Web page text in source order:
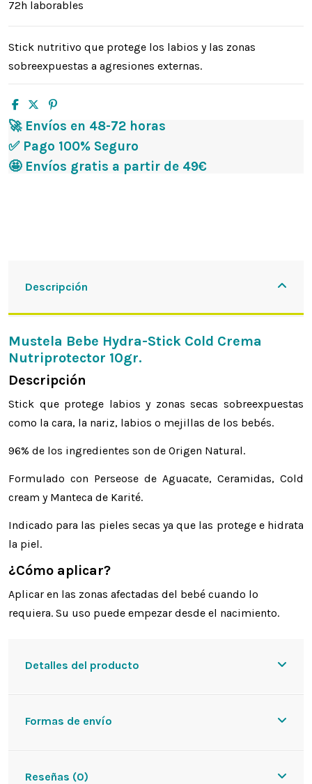
72h laborables
Stick nutritivo que protege los labios y las zonas
sobreexpuestas a agresiones externas.
🚀 Envíos en 48-72 horas
✅ Pago 100% Seguro
🤩 Envíos gratis a partir de 49€
Descripción
Mustela Bebe Hydra-Stick Cold Crema
Nutriprotector 10gr.
Descripción
Stick que protege labios y zonas secas sobreexpuestas
como la cara, la nariz, labios o mejillas de los bebés.
96% de los ingredientes son de Origen Natural.
Formulado con Perseose de Aguacate, Ceramidas, Cold
cream y Manteca de Karité.
Indicado para las pieles secas ya que las protege e hidrata
la piel.
¿Cómo aplicar?
Aplicar en las zonas afectadas del bebé cuando lo
requiera. Su uso puede empezar desde el nacimiento.
Detalles del producto
Formas de envío
Reseñas (0)